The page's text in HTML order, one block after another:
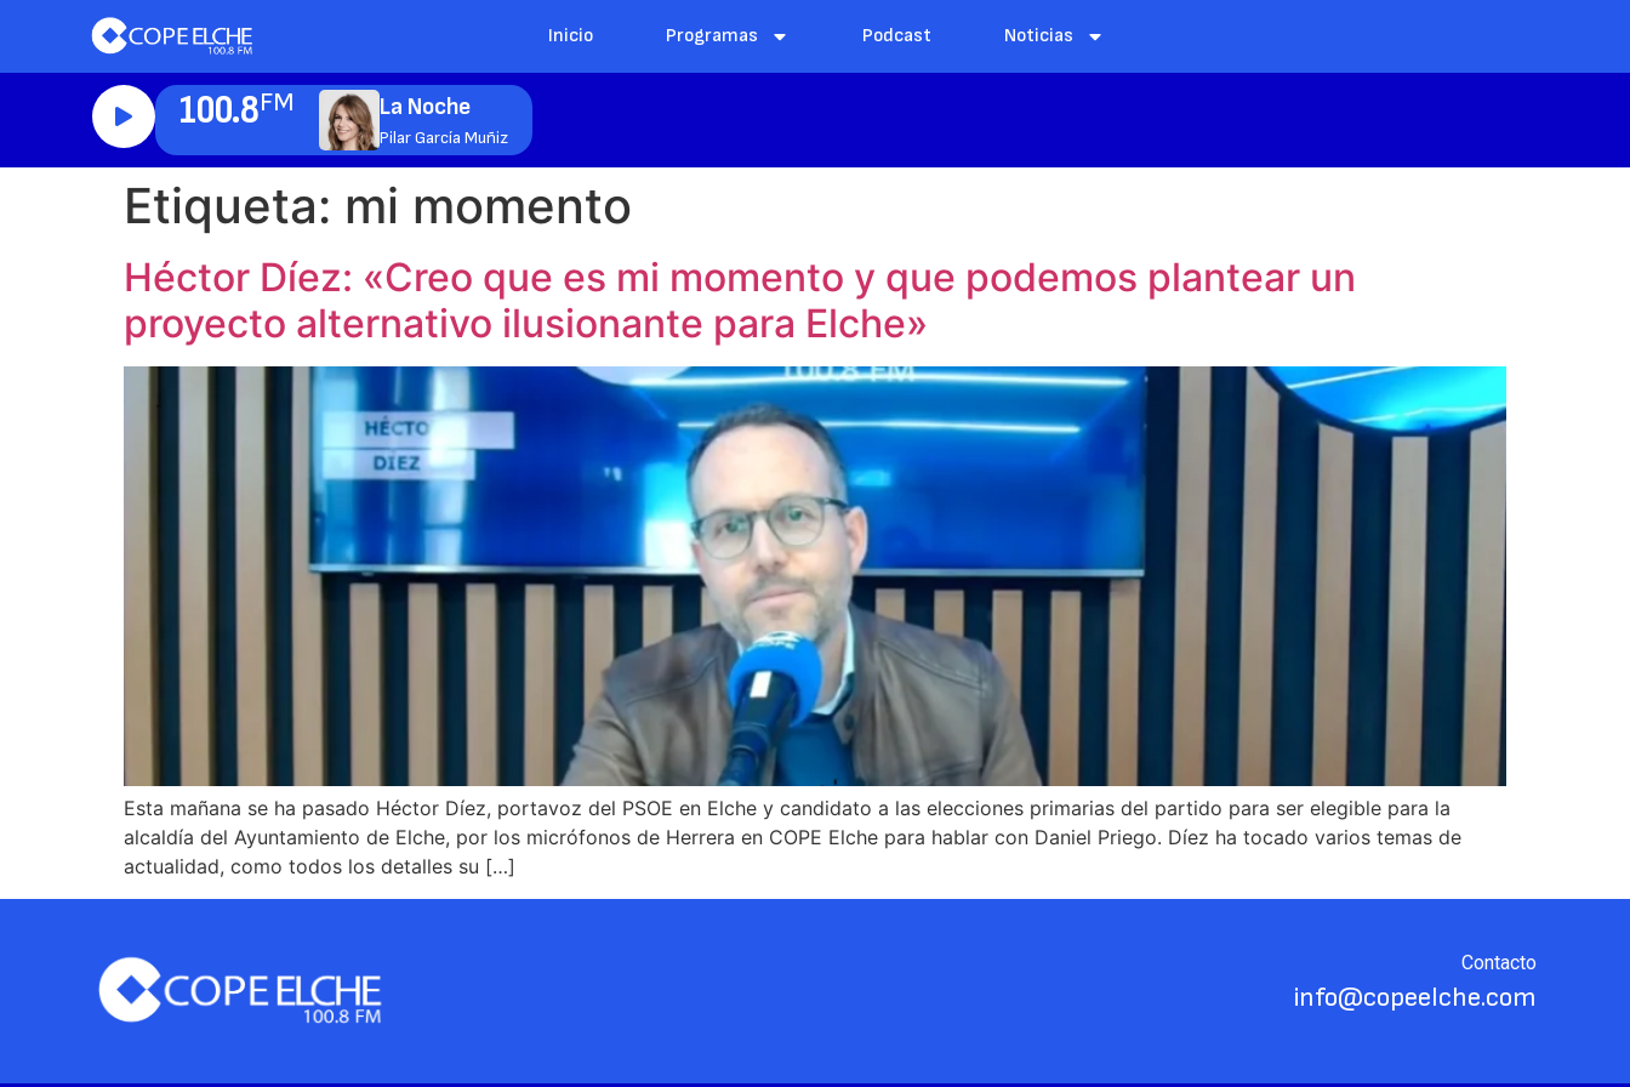
Inicio Programas Podcast Noticias
100.8FM La Noche
Pilar García Muñiz
Etiqueta: mi momento
Héctor Díez: «Creo que es mi momento y que podemos plantear un
proyecto alternativo ilusionante para Elche»
Esta mañana se ha pasado Héctor Díez, portavoz del PSOE en Elche y candidato a las elecciones primarias del partido para ser elegible para la
alcaldía del Ayuntamiento de Elche, por los micrófonos de Herrera en COPE Elche para hablar con Daniel Priego. Díez ha tocado varios temas de
actualidad, como todos los detalles su […]
Contacto
info@copeelche.com